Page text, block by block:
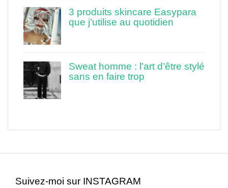
3 produits skincare Easypara
que j’utilise au quotidien
Sweat homme : l’art d’être stylé
sans en faire trop
Suivez-moi sur INSTAGRAM